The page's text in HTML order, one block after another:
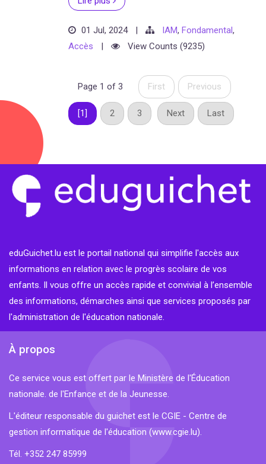
01 Jul, 2024 | IAM, Fondamental,
Accès
| View Counts (9235)
Page 1 of 3 First Previous
[1] 2 3 Next Last
eduGuichet.lu est le portail national qui simplifie l'accès aux
informations en relation avec le progrès scolaire de vos
enfants. Il vous offre un accès rapide et convivial à l’ensemble
des informations, démarches ainsi que services proposés par
l'administration de l'éducation nationale.
À propos
Ce service vous est offert par le Ministère de l'Éducation
nationale. de l'Enfance et de la Jeunesse.
L'éditeur responsable du guichet est le CGIE - Centre de
gestion informatique de l'éducation (www.cgie.lu).
Tél. +352 247 85999